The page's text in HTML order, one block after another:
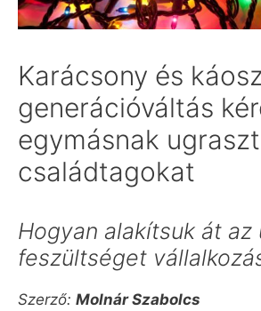
Karácsony és
generációváltás
egymásnak
családtagokat
Hogyan alakítsuk át az
feszültséget
Szerző: Molnár Szabolcs